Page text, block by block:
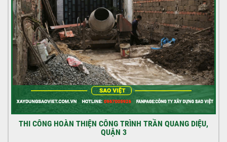
THI CÔNG HOÀN THIỆN CÔNG TRÌNH TRẦN QUANG DIỆU,
QUẬN 3